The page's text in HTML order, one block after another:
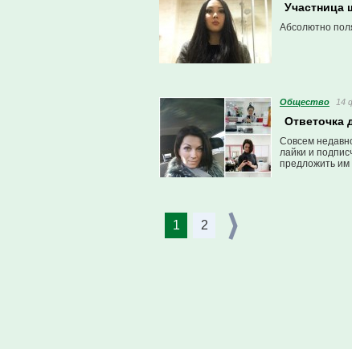
Участница
Абсолютно
Общество 14
Ответочка
Совсем
лайки и
предложить им
1 2